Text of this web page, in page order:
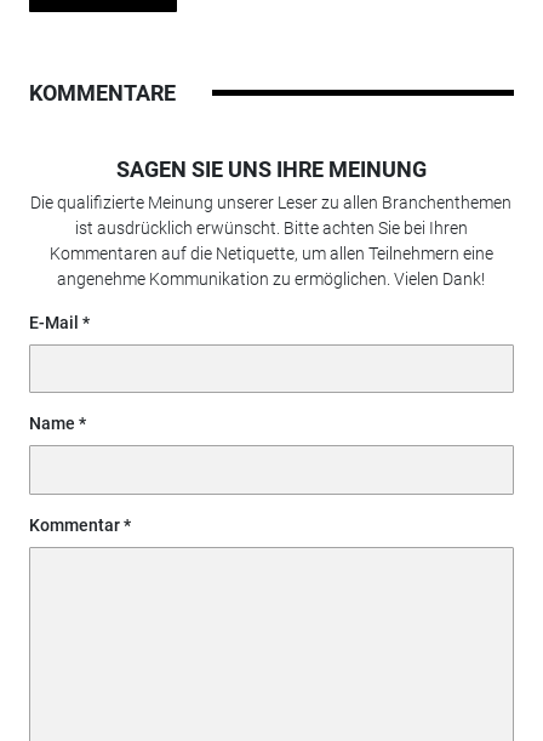
KOMMENTARE
SAGEN SIE UNS IHRE MEINUNG
Die qualifizierte Meinung unserer Leser zu allen Branchenthemen
ist ausdrücklich erwünscht. Bitte achten Sie bei Ihren
Kommentaren auf die Netiquette, um allen Teilnehmern eine
angenehme Kommunikation zu ermöglichen. Vielen Dank!
E-Mail
Name
Kommentar